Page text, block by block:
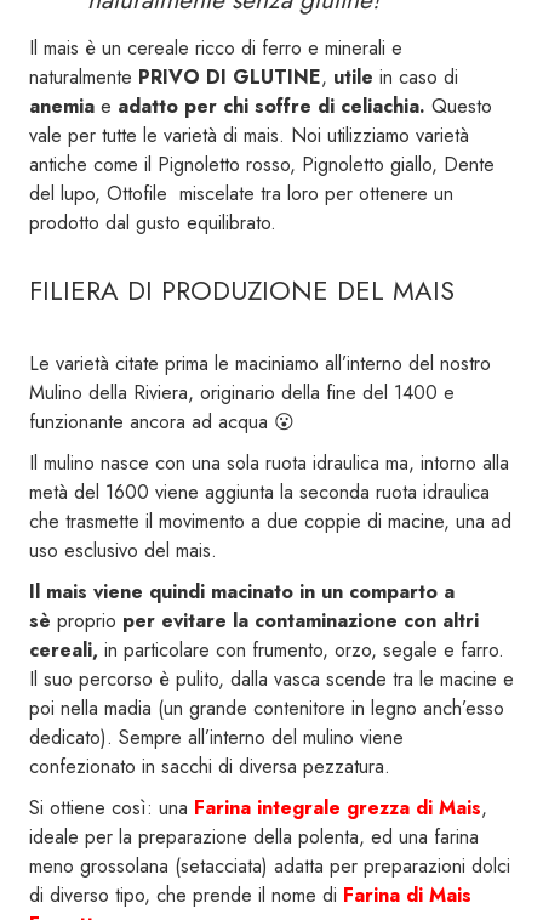
Il mais è un cereale ricco di ferro e minerali e
naturalmente PRIVO DI GLUTINE, utile in caso di
anemia e adatto per chi soffre di celiachia. Questo
vale per tutte le varietà di mais. Noi utilizziamo varietà
antiche come il Pignoletto rosso, Pignoletto giallo, Dente
del lupo, Ottofile miscelate tra loro per ottenere un
prodotto dal gusto equilibrato.
FILIERA DI PRODUZIONE DEL MAIS
Le varietà citate prima le maciniamo all’interno del nostro
Mulino della Riviera, originario della fine del 1400 e
funzionante ancora ad acqua 😮
Il mulino nasce con una sola ruota idraulica ma, intorno alla
metà del 1600 viene aggiunta la seconda ruota idraulica
che trasmette il movimento a due coppie di macine, una ad
uso esclusivo del mais.
Il mais viene quindi macinato in un comparto a
sè proprio per evitare la contaminazione con altri
cereali, in particolare con frumento, orzo, segale e farro.
Il suo percorso è pulito, dalla vasca scende tra le macine e
poi nella madia (un grande contenitore in legno anch’esso
dedicato). Sempre all’interno del mulino viene
confezionato in sacchi di diversa pezzatura.
Si ottiene così: una Farina integrale grezza di Mais,
ideale per la preparazione della polenta, ed una farina
meno grossolana (setacciata) adatta per preparazioni dolci
di diverso tipo, che prende il nome di Farina di Mais